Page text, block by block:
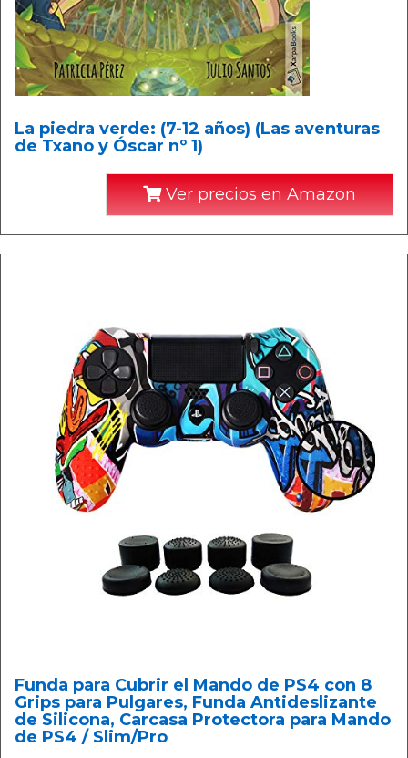
La piedra verde: (7-12 años) (Las aventuras
de Txano y Óscar nº 1)
Ver precios en Amazon
Funda para Cubrir el Mando de PS4 con 8
Grips para Pulgares, Funda Antideslizante
de Silicona, Carcasa Protectora para Mando
de PS4 / Slim/Pro